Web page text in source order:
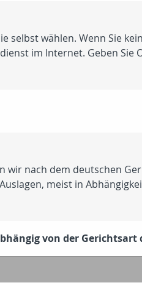
selbst wählen. Wenn Sie
im Internet. Geben
wir nach dem deutschen
meist in
von der Gerichtsart